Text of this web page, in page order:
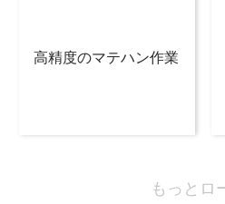
高精度のマテハン作業
もっとロ